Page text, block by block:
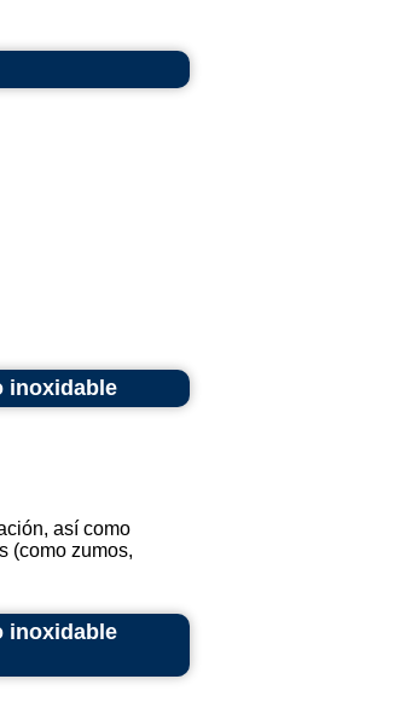
inoxidable
así como
(como zumos,
inoxidable